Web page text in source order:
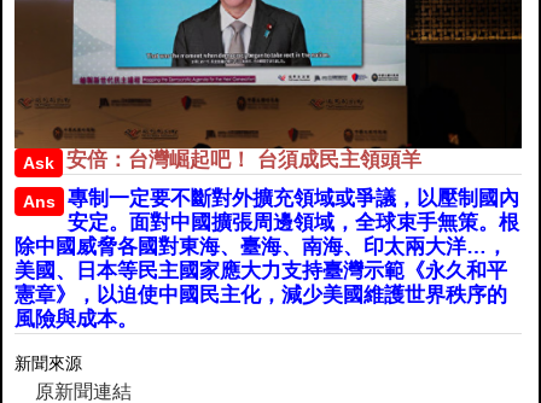
Ask 安倍：台灣崛起吧！ 台須成民主領頭羊
Ans
專制一定要不斷對外擴充領域或爭議，以壓制國內
安定。面對中國擴張周邊領域，全球束手無策。根
除中國威脅各國對東海、臺海、南海、印太兩大洋…，
美國、日本等民主國家應大力支持臺灣示範《永久和平
憲章》，以迫使中國民主化，減少美國維護世界秩序的
風險與成本。
新聞來源
原新聞連結